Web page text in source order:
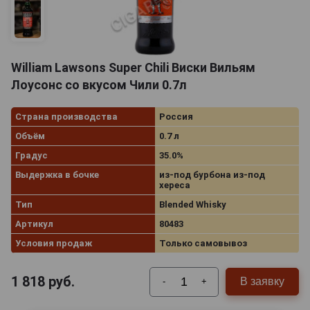
William Lawsons Super Chili Виски Вильям
Лоусонс со вкусом Чили 0.7л
Страна производства
Россия
Объём
0.7 л
Градус
35.0%
Выдержка в бочке
из-под бурбона из-под
хереса
Тип
Blended Whisky
Артикул
80483
Условия продаж
Только самовывоз
1 818 руб. - + В заявку